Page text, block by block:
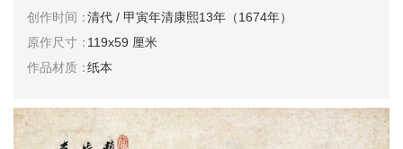
创作时间：清代 / 甲寅年清康熙13年（1674年）
原作尺寸：119x59 厘米
作品材质：纸本
国
画
|
国
家